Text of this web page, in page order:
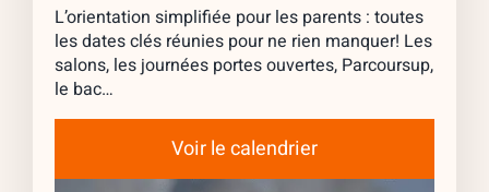
L’orientation simplifiée pour les parents : toutes
les dates clés réunies pour ne rien manquer! Les
salons, les journées portes ouvertes, Parcoursup,
le bac…
Voir le calendrier